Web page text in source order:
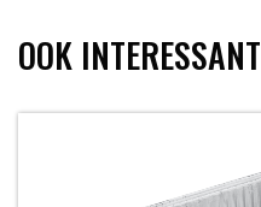
OOK INTERESSANT